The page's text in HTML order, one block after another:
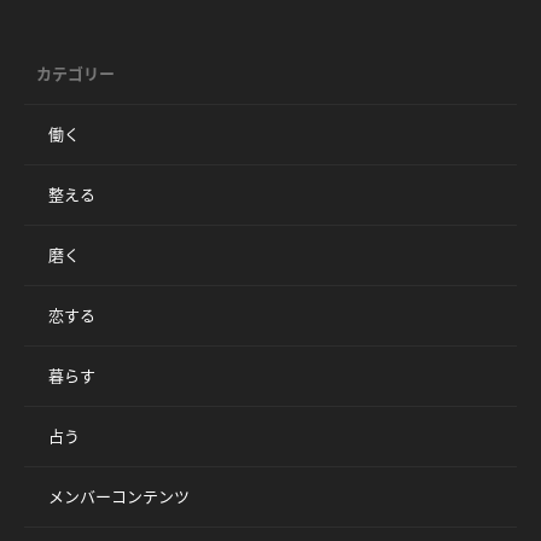
カテゴリー
働く
整える
磨く
恋する
暮らす
占う
メンバーコンテンツ